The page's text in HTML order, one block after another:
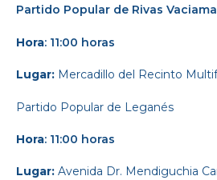
Partido Popular de Rivas
Hora: 11:00 horas
Lugar: Mercadillo del Recinto
Partido Popular de Leganés
Hora: 11:00 horas
Lugar: Avenida Dr. Mendiguchia